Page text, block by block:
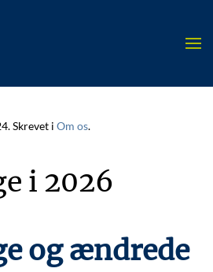
. Skrevet i Om os.
i 2026
og ændrede